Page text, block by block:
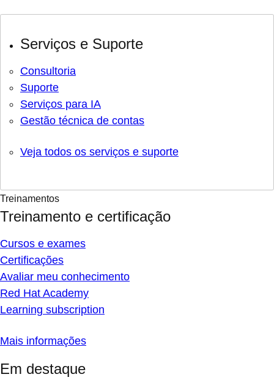
Serviços e Suporte
Consultoria
Suporte
Serviços para IA
Gestão técnica de contas
Veja todos os serviços e suporte
Treinamentos
Treinamento e certificação
Cursos e exames
Certificações
Avaliar meu conhecimento
Red Hat Academy
Learning subscription
Mais informações
Em destaque